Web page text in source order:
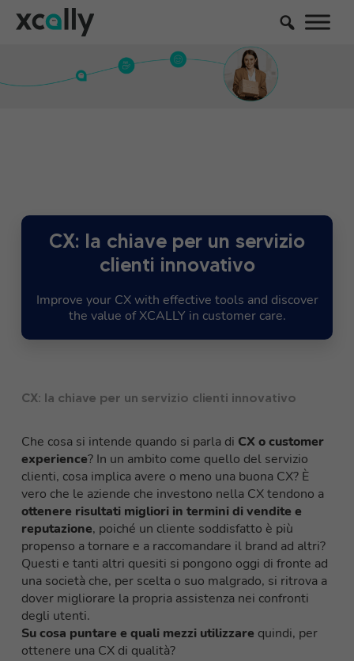
CX: la chiave per un servizio
clienti innovativo
Improve your CX with effective tools and discover
the value of XCALLY in customer care.
CX: la chiave per un servizio clienti innovativo
Che cosa si intende quando si parla di CX o customer
experience? In un ambito come quello del servizio
clienti, cosa implica avere o meno una buona CX? È
vero che le aziende che investono nella CX tendono a
ottenere risultati migliori in termini di vendite e
reputazione, poiché un cliente soddisfatto è più
propenso a tornare e a raccomandare il brand ad altri?
Questi e tanti altri quesiti si pongono oggi di fronte ad
una società che, per scelta o suo malgrado, si ritrova a
dover migliorare la propria assistenza nei confronti
degli utenti.
Su cosa puntare e quali mezzi utilizzare quindi, per
ottenere una CX di qualità?